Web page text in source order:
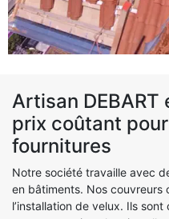
Artisan
prix coûtant
fournitures
Notre société travaille avec
en bâtiments. Nos couvreurs
l’installation de velux. Ils